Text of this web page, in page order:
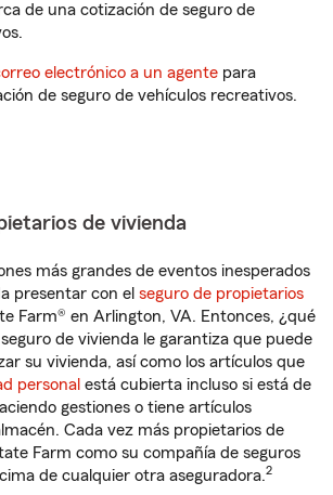
de una cotización de seguro de
electrónico a un agente para
de seguro de vehículos recreativos.
de vivienda
más grandes de eventos inesperados
presentar con el seguro de propietarios
Farm® en Arlington, VA. Entonces, ¿qué
de vivienda le garantiza que puede
su vivienda, así como los artículos que
personal está cubierta incluso si está de
gestiones o tiene artículos
Cada vez más propietarios de
Farm como su compañía de seguros
de cualquier otra aseguradora.2